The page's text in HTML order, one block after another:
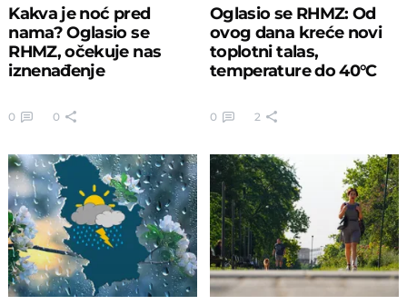
Kakva je noć pred
nama? Oglasio se
RHMZ, očekuje nas
iznenađenje
0 0
Oglasio se RHMZ: Od
ovog dana kreće novi
toplotni talas,
temperature do 40°С
0 2